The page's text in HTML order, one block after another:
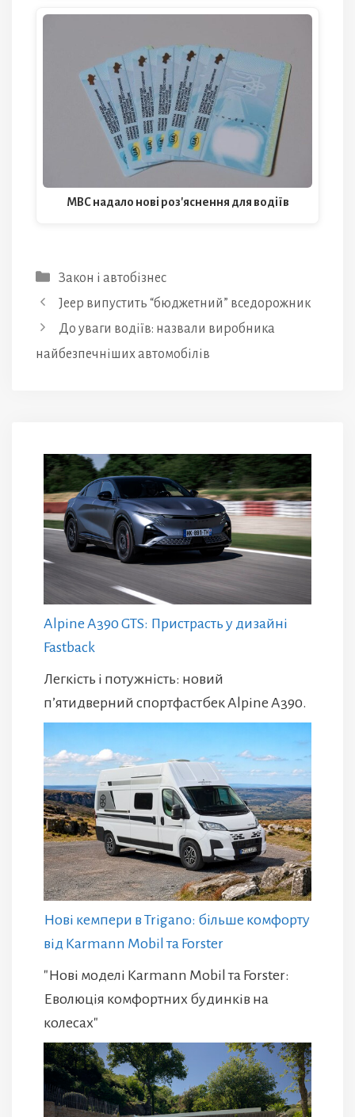
МВС надало нові роз'яснення для водіїв
Категорії
Закон і автобізнес
Jeep випустить “бюджетний” вседорожник
До уваги водіїв: назвали виробника
найбезпечніших автомобілів
Alpine A390 GTS: Пристрасть у дизайні
Fastback
Легкість і потужність: новий
п’ятидверний спортфастбек Alpine A390.
Нові кемпери в Trigano: більше комфорту
від Karmann Mobil та Forster
"Нові моделі Karmann Mobil та Forster:
Еволюція комфортних будинків на
колесах"